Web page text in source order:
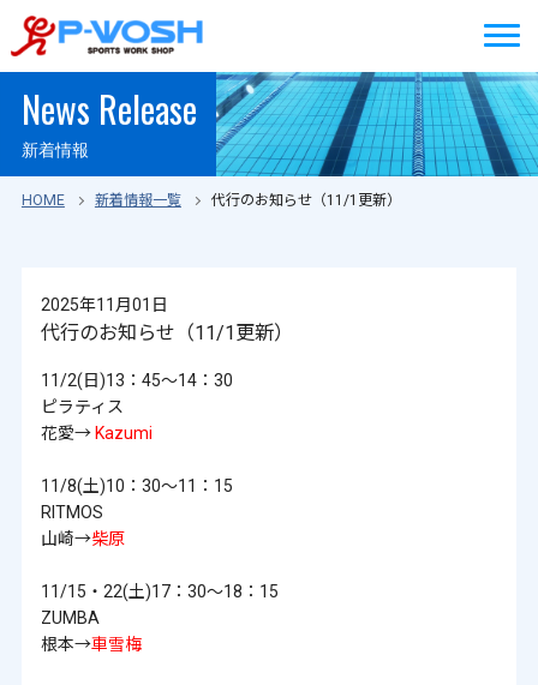
News Release
新着情報
HOME 新着情報一覧 代行のお知らせ（11/1更新）
2025年11月01日
代行のお知らせ（11/1更新）
11/2(日)13：45～14：30
ピラティス
花愛→ Kazumi
11/8(土)10：30～11：15
RITMOS
山崎→柴原
11/15・22(土)17：30～18：15
ZUMBA
根本→車雪梅